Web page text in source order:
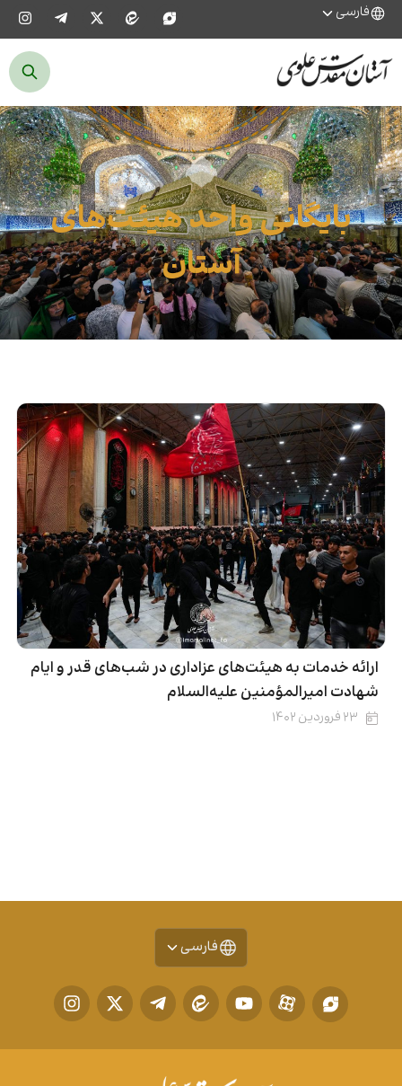
فارسی
بایگانی واحد هیئت‌های
آستان
ارائه خدمات به هیئت‌های عزاداری در شب‌های قدر و ایام
شهادت امیرالمؤمنین علیه‌السلام
۲۳ فروردین ۱۴۰۲
فارسی